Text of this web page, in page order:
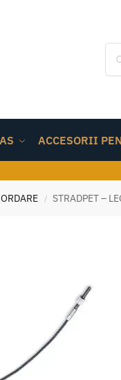
ACCESORII
/ STRADPET –